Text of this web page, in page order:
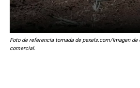
Foto de referencia tomada de pexels.com/Imagen
comercial.